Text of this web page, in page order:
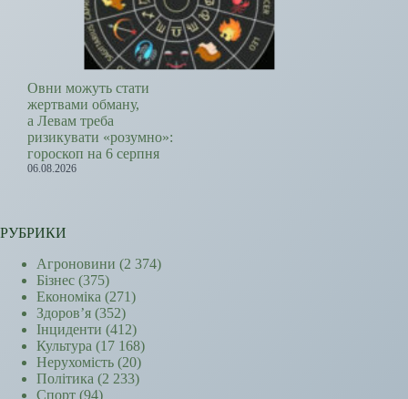
Овни можуть стати
жертвами обману,
а Левам треба
ризикувати «розумно»:
гороскоп на 6 серпня
06.08.2026
РУБРИКИ
Агроновини (2 374)
Бізнес (375)
Економіка (271)
Здоров’я (352)
Інциденти (412)
Культура (17 168)
Нерухомість (20)
Політика (2 233)
Спорт (94)